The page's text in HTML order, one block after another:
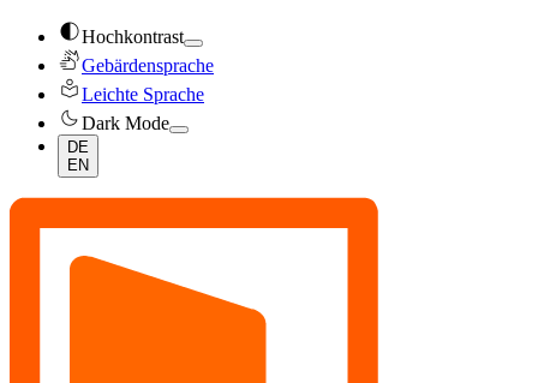
contrastHochkontrast
sign_languageGebärdensprache
local_libraryLeichte Sprache
dark_modeDark Mode
DE
EN